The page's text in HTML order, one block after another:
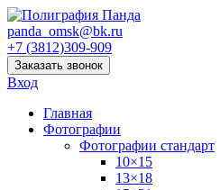
panda_omsk@bk.ru
+7 (3812)309-909
Заказать звонок
Вход
Главная
Фотографии
Фотографии стандарт
10×15
13×18